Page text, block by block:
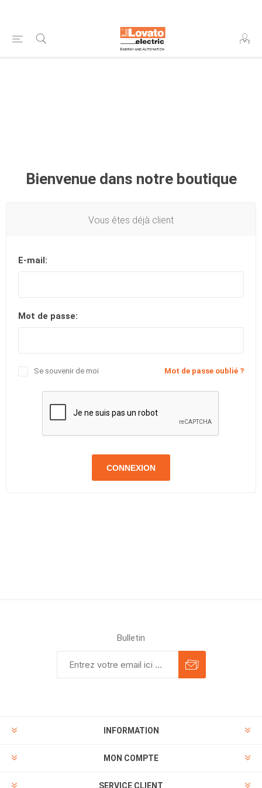
Bienvenue dans notre boutique
Vous êtes déjà client
E-mail:
Mot de passe:
Mot de passe oublié ?
Se souvenir de moi
CONNEXION
Bulletin
INFORMATION
MON COMPTE
SERVICE CLIENT